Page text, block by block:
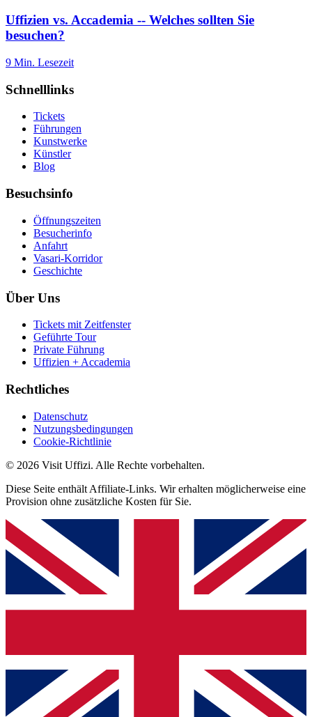
Uffizien vs. Accademia -- Welches sollten Sie
besuchen?
9 Min. Lesezeit
Schnelllinks
Tickets
Führungen
Kunstwerke
Künstler
Blog
Besuchsinfo
Öffnungszeiten
Besucherinfo
Anfahrt
Vasari-Korridor
Geschichte
Über Uns
Tickets mit Zeitfenster
Geführte Tour
Private Führung
Uffizien + Accademia
Rechtliches
Datenschutz
Nutzungsbedingungen
Cookie-Richtlinie
© 2026 Visit Uffizi. Alle Rechte vorbehalten.
Diese Seite enthält Affiliate-Links. Wir erhalten möglicherweise eine
Provision ohne zusätzliche Kosten für Sie.